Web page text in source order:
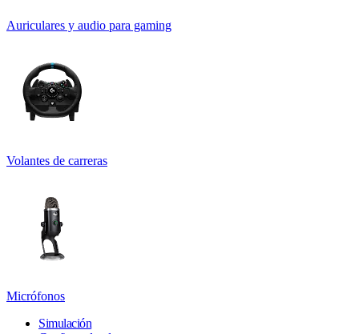
Auriculares y audio para gaming
Volantes de carreras
Micrófonos
Simulación